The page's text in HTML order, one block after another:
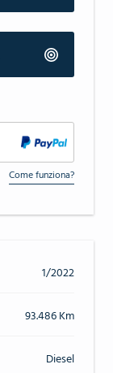
Come funziona?
1/2022
93.486 Km
Diesel